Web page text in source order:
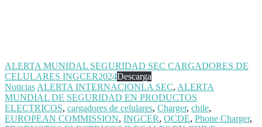
ALERTA MUNIDAL SEGURIDAD SEC CARGADORES DE
CELULARES INGCER2024Descarga
Noticias ALERTA INTERNACIONLA SEC, ALERTA
MUNDIAL DE SEGURIDAD EN PRODUCTOS
ELECTRICOS, cargadores de celulares, Charger, chile,
EUROPEAN COMMISSION, INGCER, OCDE, Phone Charger,